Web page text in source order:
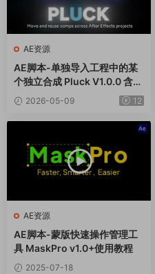
AE资源
AE脚本-单独导入工程中的某
个独立合成 Pluck V1.0.0 含使
用教程
2026-05-09 12
AE资源
AE脚本-蒙版快速操作管理工
具 MaskPro v1.0+使用教程
2025-07-18